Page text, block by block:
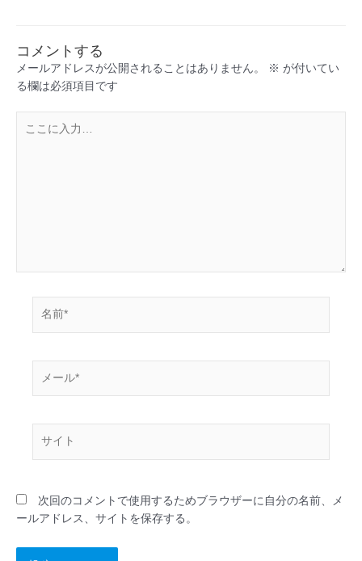
コメントする
メールアドレスが公開されることはありません。 ※ が付いてい
る欄は必須項目です
ー
*
次回のコメントで使用するためブラウザーに自分の名前、メ
ールアドレス、サイトを保存する。